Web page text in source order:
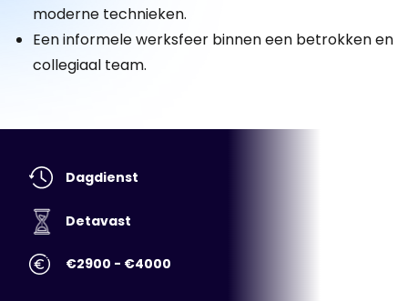
moderne technieken.
Een informele werksfeer binnen een betrokken en
collegiaal team.
Dagdienst
Detavast
€2900 - €4000